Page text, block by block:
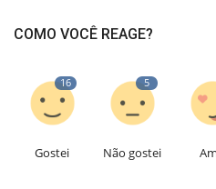
COMO VOCÊ REAGE?
16
Gostei
5
Não gostei